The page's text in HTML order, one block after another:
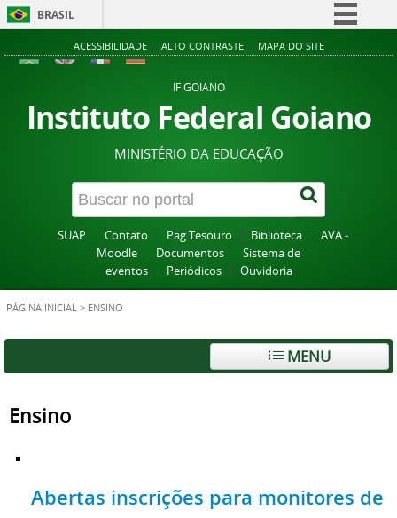
BRASIL
Simplifique!
Acesso à informação
Legislação
Canais
ACESSIBILIDADE ALTO CONTRASTE MAPA DO SITE
IF GOIANO
Instituto Federal Goiano
MINISTÉRIO DA EDUCAÇÃO
SUAP Contato Pag Tesouro Biblioteca
AVA -
Moodle
Documentos
Sistema de
eventos
Periódicos Ouvidoria
PÁGINA INICIAL > ENSINO
MENU
Ensino
Abertas inscrições para monitores de